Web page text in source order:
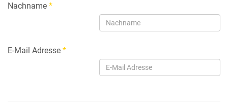
Nachname *
E-Mail Adresse *